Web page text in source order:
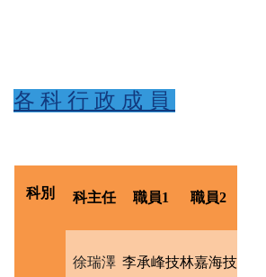
各 科 行 政 成 員
科別 科主任 職員1 職員2
徐瑞澤 李承峰技林嘉海技